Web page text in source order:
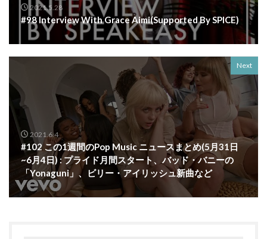
2021.5.28
#98 Interview With Grace Aimi(Supported By SPICE)
Next
2021.6.4
#102 この1週間のPop Music ニュースまとめ(5月31日
~6月4日) : プライド月間スタート、バッド・バニーの
「Yonaguni」、ビリー・アイリッシュ新曲など